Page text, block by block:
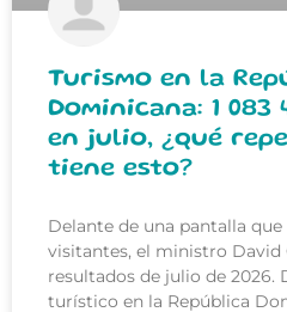
Turismo en la
Dominicana: 1
en julio, ¿qué
tiene esto?
Delante de una pantalla
visitantes, el ministro David
resultados de julio de 2026.
turístico en la República